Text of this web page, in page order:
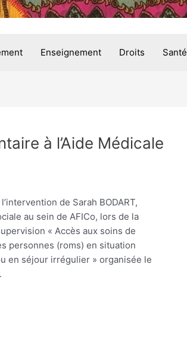
Enseignement Droits Santé
à l’Aide Médicale
de Sarah BODART,
au sein de AFICo, lors de la
« Accès aux soins de
personnes (roms) en situation
en séjour irrégulier » organisée le